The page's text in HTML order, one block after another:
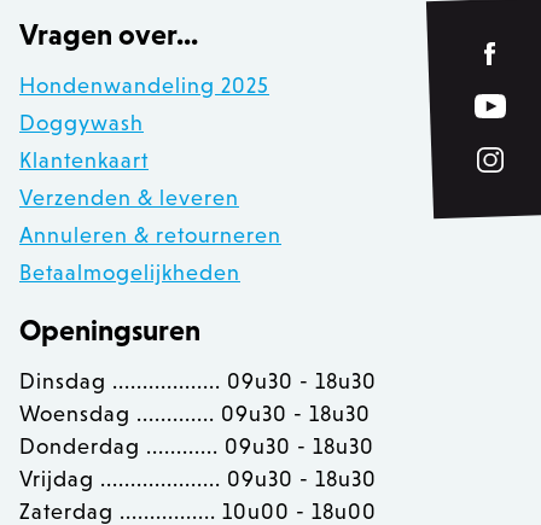
Vragen over...
Hondenwandeling 2025
Doggywash
Klantenkaart
Verzenden & leveren
Annuleren & retourneren
Betaalmogelijkheden
Openingsuren
Dinsdag .................. 09u30 - 18u30
Woensdag ............. 09u30 - 18u30
Donderdag ............ 09u30 - 18u30
Vrijdag .................... 09u30 - 18u30
Zaterdag ................ 10u00 - 18u00
Adobe Inc.
www.zowizoo.be
private_content_version
Adobe Inc.
www.zowizoo.be
section_data_ids
__cfruid
OptanonConsent